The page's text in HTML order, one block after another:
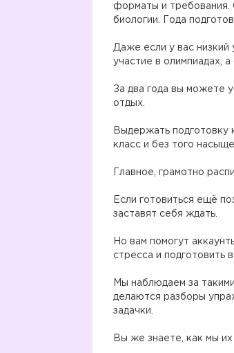
форматы и требования.
биологии. Года
Даже если у вас низкий
участие в олимпиадах,
За два года вы можете
отдых.
Выдержать подготовку
класс и без того
Главное, грамотно
Если готовиться ещё
заставят себя ждать.
Но вам помогут
стресса и подготовить
Мы наблюдаем за
делаются разборы
задачки.
Вы же знаете, как мы